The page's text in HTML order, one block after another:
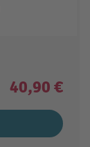
40,90 €